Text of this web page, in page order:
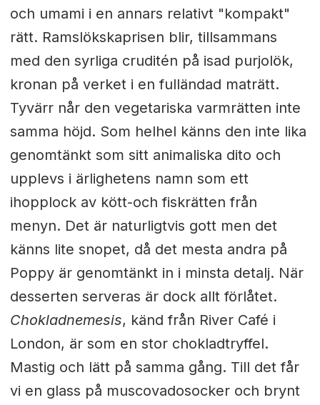
och umami i en annars relativt "kompakt"
rätt. Ramslökskaprisen blir, tillsammans
med den syrliga cruditén på isad purjolök,
kronan på verket i en fulländad maträtt.
Tyvärr når den vegetariska varmrätten inte
samma höjd. Som helhel känns den inte lika
genomtänkt som sitt animaliska dito och
upplevs i ärlighetens namn som ett
ihopplock av kött-och fiskrätten från
menyn. Det är naturligtvis gott men det
känns lite snopet, då det mesta andra på
Poppy är genomtänkt in i minsta detalj. När
desserten serveras är dock allt förlåtet.
Chokladnemesis, känd från River Café i
London, är som en stor chokladtryffel.
Mastig och lätt på samma gång. Till det får
vi en glass på muscovadosocker och brynt